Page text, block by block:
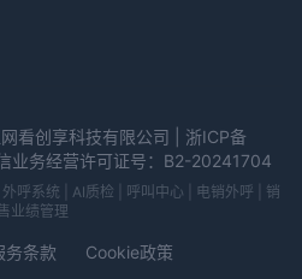
看创享科技有限公司 | 浙ICP备
业务经营许可证号：B2-20241704
呼系统 | AI质检 | 呼叫中心 | 电销外呼 | 销
业绩管理
务条款 Cookie政策